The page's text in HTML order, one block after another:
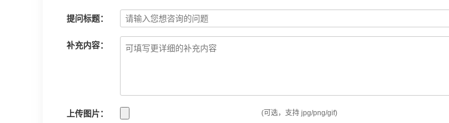
提问标题：
补充内容：
上传图片： (可选，支持 jpg/png/gif)